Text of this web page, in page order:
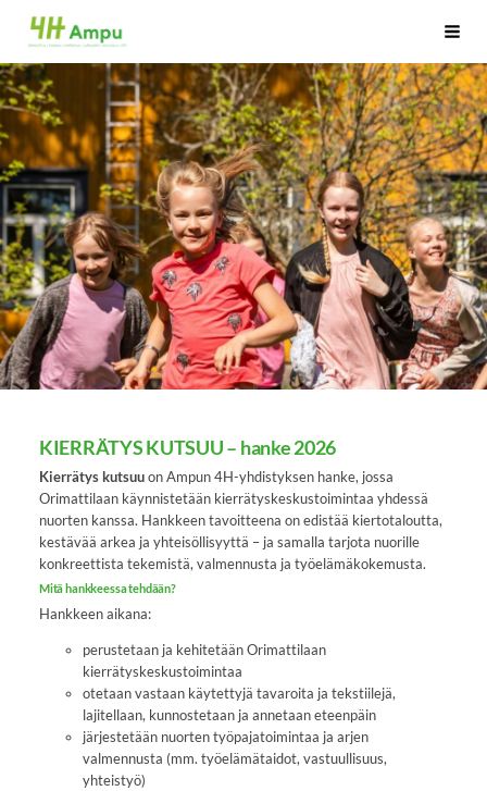
Siirry
sivun
sisältöön
Ampun 4H-yhdistys
KIERRÄTYS KUTSUU – hanke 2026
Kierrätys kutsuuon Ampun 4H-yhdistyksen hanke, jossa
Orimattilaan käynnistetään kierrätyskeskustoimintaa yhdessä
nuorten kanssa. Hankkeen tavoitteena on edistää kiertotaloutta,
kestävää arkea ja yhteisöllisyyttä – ja samalla tarjota nuorille
konkreettista tekemistä, valmennusta ja työelämäkokemusta.
Mitä hankkeessa tehdään?
Hankkeen aikana:
perustetaan ja kehitetään Orimattilaan
kierrätyskeskustoimintaa
otetaan vastaan käytettyjä tavaroita ja tekstiilejä,
lajitellaan, kunnostetaan ja annetaan eteenpäin
järjestetään nuorten työpajatoimintaa ja arjen
valmennusta (mm. työelämätaidot, vastuullisuus,
yhteistyö)